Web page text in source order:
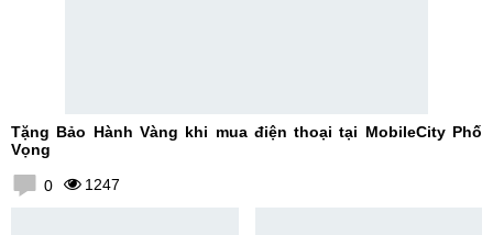
Tặng Bảo Hành Vàng khi mua điện thoại tại MobileCity Phố
Vọng
0 1247